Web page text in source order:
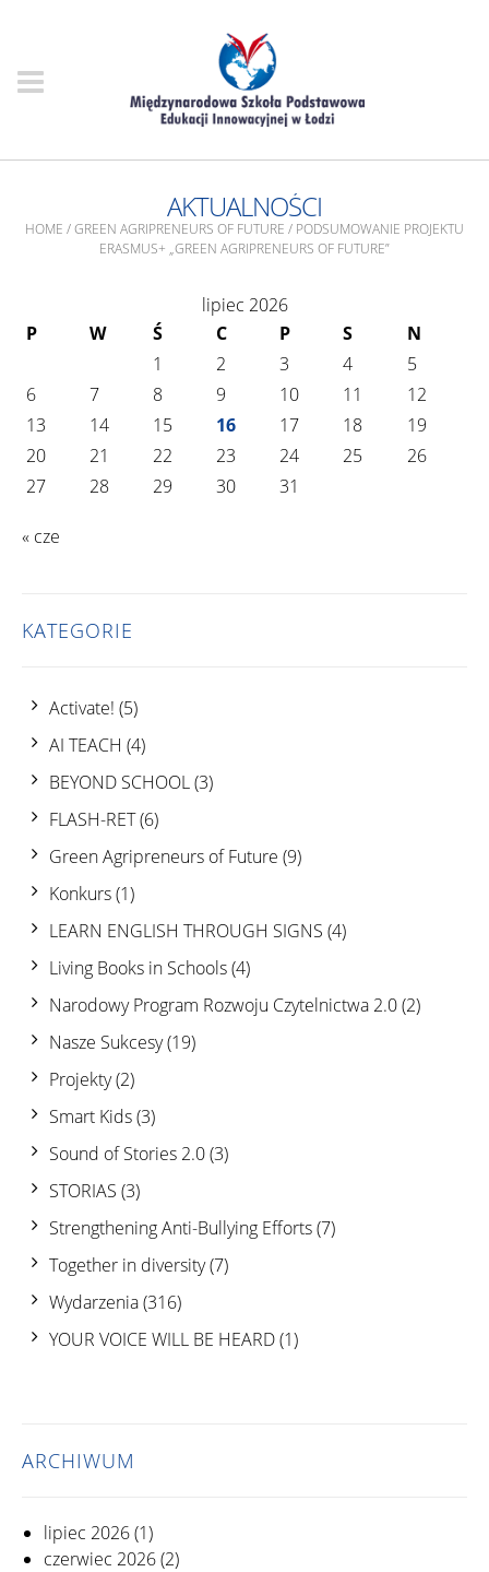
AKTUALNOŚCI
HOME /GREEN AGRIPRENEURS OF FUTURE / PODSUMOWANIE PROJEKTU
ERASMUS+ „GREEN AGRIPRENEURS OF FUTURE”
lipiec 2026
P
W Ś C P S
N
1
2 3 4
5
6
7 8 9 10 11
12
13
14 15 16 17 18
19
20
21 22 23 24 25
26
27
28 29 30 31
« cze
KATEGORIE
Activate! (5)
AI TEACH (4)
BEYOND SCHOOL(3)
FLASH-RET(6)
Green Agripreneurs of Future (9)
Konkurs(1)
LEARN ENGLISH THROUGH SIGNS (4)
Living Books in Schools(4)
Narodowy Program Rozwoju Czytelnictwa 2.0(2)
Nasze Sukcesy(19)
Projekty(2)
Smart Kids(3)
Sound of Stories 2.0(3)
STORIAS (3)
Strengthening Anti-Bullying Efforts(7)
Together in diversity(7)
Wydarzenia(316)
YOUR VOICE WILL BE HEARD(1)
ARCHIWUM
lipiec 2026(1)
czerwiec 2026(2)